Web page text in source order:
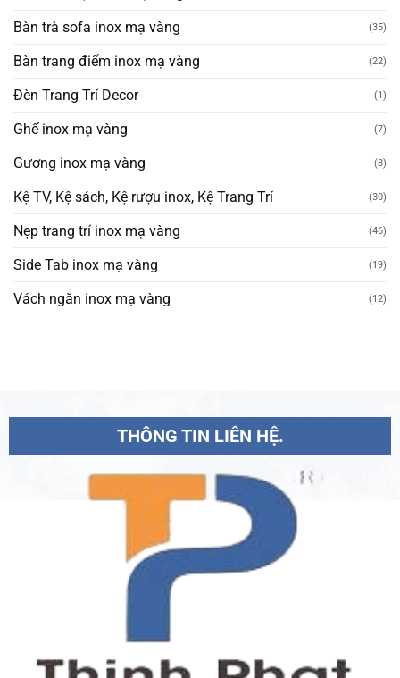
Bàn trà sofa inox mạ vàng
(35)
Bàn trang điểm inox mạ vàng (22)
Đèn Trang Trí Decor (1)
Ghế inox mạ vàng (7)
Gương inox mạ vàng (8)
Kệ TV, Kệ sách, Kệ rượu inox, Kệ Trang Trí (30)
Nẹp trang trí inox mạ vàng (46)
Side Tab inox mạ vàng (19)
Vách ngăn inox mạ vàng (12)
THÔNG TIN LIÊN HỆ.